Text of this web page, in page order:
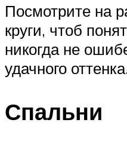
Посмотрите на
круги, чтоб
никогда не
удачного
Спальни